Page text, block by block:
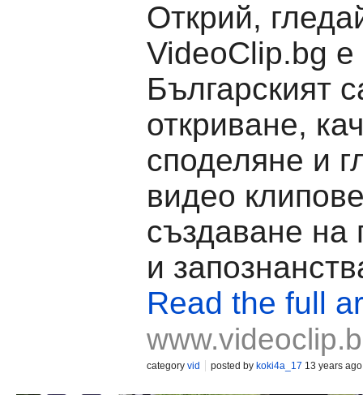
Открий,
VideoClip.bg е
Българският
откриване,
споделяне и
видео
създаване на
и
Read the full
category vid posted by koki4a_17 13 years ago